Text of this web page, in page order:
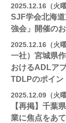
2025.12.16（火曜
SJF学会北海
強会」開催の
2025.12.16（火曜
一社）宮城県
おけるADLア
TDLPのポイン
2025.12.09（火曜
【再掲】千葉
業に焦点をあ